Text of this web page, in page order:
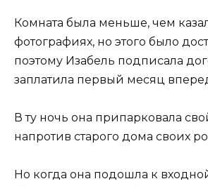
Комната была меньше, чем
фотографиях, но этого было
поэтому Изабель подписала
заплатила первый месяц
В ту ночь она припарковала
напротив старого дома своих
Но когда она подошла к